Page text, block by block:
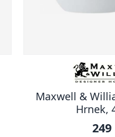
Maxwell &
Hrnek,
249